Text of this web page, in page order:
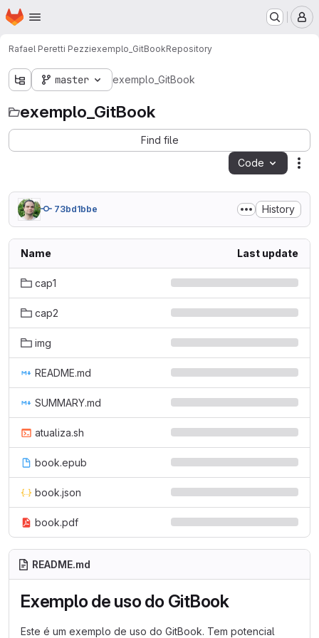
Skip to main content
Homepage
Rafael Peretti Pezziexemplo_GitBookRepository
master exemplo_GitBook
exemplo_GitBook
Find file
Code
73bd1bbe History
Name Last update
cap1
cap2
img
README.md
SUMMARY.md
atualiza.sh
book.epub
book.json
book.pdf
README.md
Exemplo de uso do GitBook
Este é um exemplo de uso do GitBook. Tem potencial